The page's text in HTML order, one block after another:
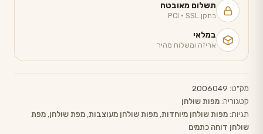
תשלום מאובטח
בתקן PCI · SSL
במלאי
אריזה ומשלוח מהיר
מק"ט: 2006049
קטגוריה:מפות שולחן
תגיות:מפות שולחן מיוחדות, מפות שולחן מעוצבות, מפת שולחן, מפת
שולחן דוחה כתמים